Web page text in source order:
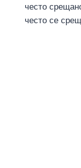
често
често се